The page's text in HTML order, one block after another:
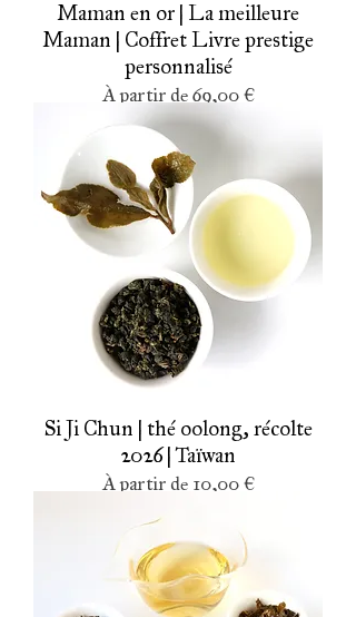
Maman en or | La meilleure
Maman | Coffret Livre prestige
personnalisé
À partir de 69,00 €
Prix promotionnel
Si Ji Chun | thé oolong, récolte
2026 | Taïwan
À partir de 10,00 €
Prix promotionnel